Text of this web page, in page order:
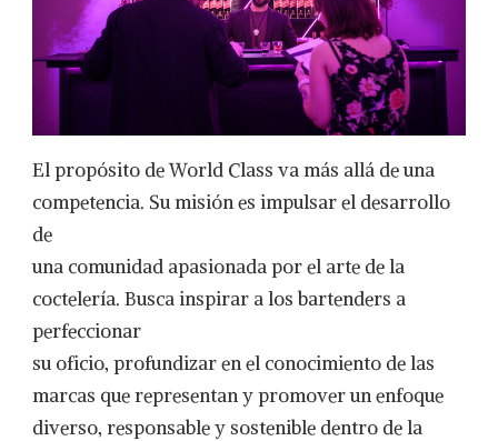
El propósito de World Class va más allá de una
competencia. Su misión es impulsar el desarrollo
de
una comunidad apasionada por el arte de la
coctelería. Busca inspirar a los bartenders a
perfeccionar
su oficio, profundizar en el conocimiento de las
marcas que representan y promover un enfoque
diverso, responsable y sostenible dentro de la